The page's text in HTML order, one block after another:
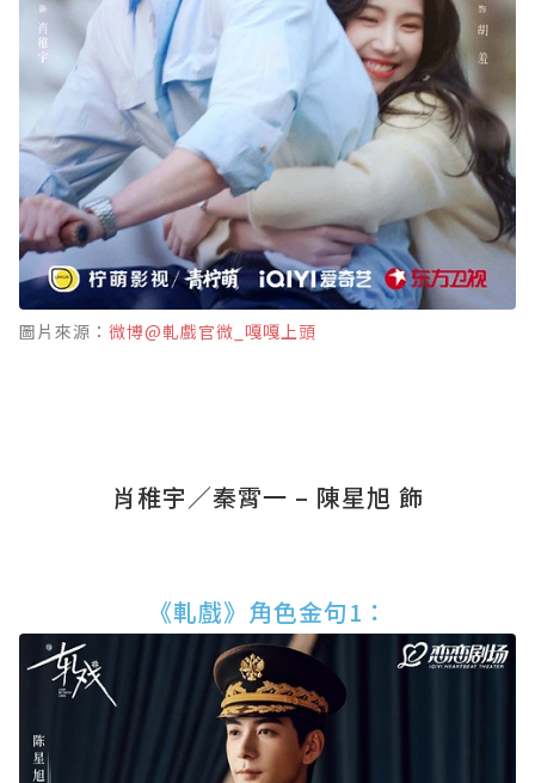
圖片來源： 微博@軋戲官微_嘎嘎上頭
肖稚宇／秦霄一 – 陳星旭 飾
《軋戲》角色金句1：